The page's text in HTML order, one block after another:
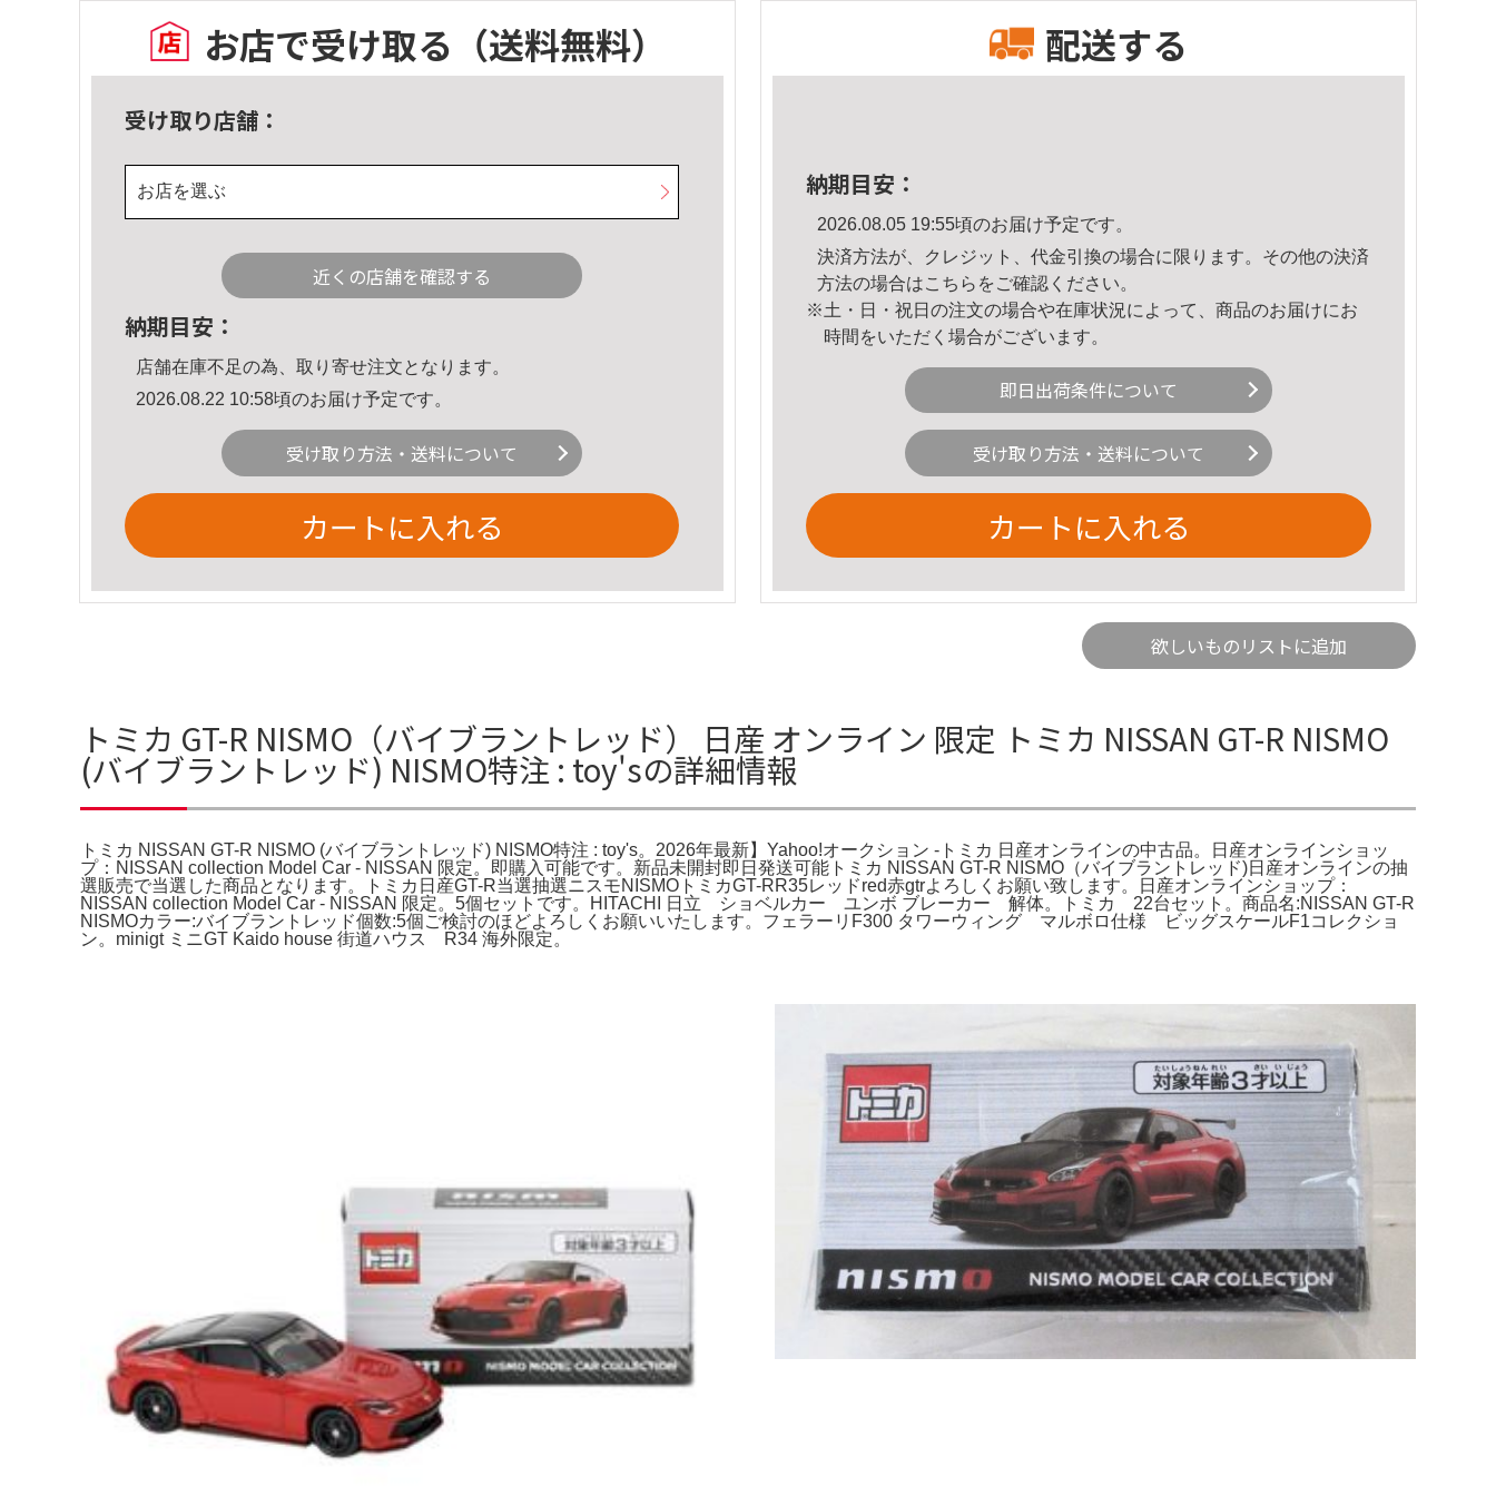
お店で受け取る （送料無料）
受け取り店舗：
お店を選ぶ
近くの店舗を確認する
納期目安：
店舗在庫不足の為、取り寄せ注文となります。
2026.08.22 10:58頃のお届け予定です。
受け取り方法・送料について
カートに入れる
配送する
納期目安：
2026.08.05 19:55頃のお届け予定です。
決済方法が、クレジット、代金引換の場合に限ります。その他の決済
方法の場合はこちら をご確認ください。
※土・日・祝日の注文の場合や在庫状況によって、商品のお届けにお
時間をいただく場合がございます。
即日出荷条件について
受け取り方法・送料について
カートに入れる
欲しいものリストに追加
トミカ GT-R NISMO（バイブラントレッド） 日産 オンライン 限定 トミカ NISSAN GT-R NISMO
(バイブラントレッド) NISMO特注 : toy'sの詳細情報
トミカ NISSAN GT-R NISMO (バイブラントレッド) NISMO特注 : toy's。2026年最新】Yahoo!オークション -トミカ 日産オンラインの中古品。日産オンラインショッ
プ：NISSAN collection Model Car - NISSAN 限定。即購入可能です。新品未開封即日発送可能トミカ NISSAN GT-R NISMO（バイブラントレッド)日産オンラインの抽
選販売で当選した商品となります。トミカ日産GT-R当選抽選ニスモNISMOトミカGT-RR35レッドred赤gtrよろしくお願い致します。日産オンラインショップ：
NISSAN collection Model Car - NISSAN 限定。5個セットです。HITACHI 日立 ショベルカー ユンボ ブレーカー 解体。トミカ 22台セット。商品名:NISSAN GT-R
NISMOカラー:バイブラントレッド個数:5個ご検討のほどよろしくお願いいたします。フェラーリF300 タワーウィング マルボロ仕様 ビッグスケールF1コレクショ
ン。minigt ミニGT Kaido house 街道ハウス R34 海外限定。